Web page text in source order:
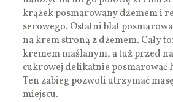
krążek posmarowany dżemem i
serowego. Ostatni blat
na krem stroną z dżemem. Cały
kremem maślanym, a tuż przed
cukrowej delikatnie posmarować
Ten zabieg pozwoli utrzymać
miejscu.